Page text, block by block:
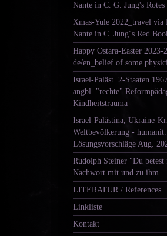
Nante in C. G. Jung's Rotes
Xmas-Yule 2022_travel via
Nante in C. Jung´s Red
Happy Ostara-Easter 2023-
de/en_belief of some
Israel-Paläst. 2-Staaten
angbl. "rechte"
Kindheitstrauma
Israel-Palästina, Ukraine-
Weltbevölkerung - humanit.
Lösungsvorschläge Aug.
Rudolph Steiner "Du betest
Nachwort mit und zu ihm
LITERATUR / References
Linkliste
Kontakt